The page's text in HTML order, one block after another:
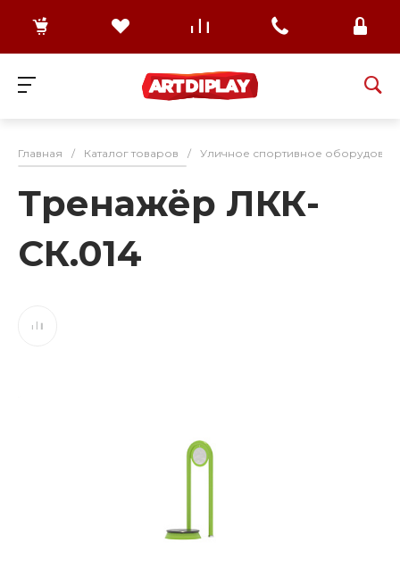
Главная / Каталог товаров / Уличное спортивное
Тренажёр ЛКК-
СК.014